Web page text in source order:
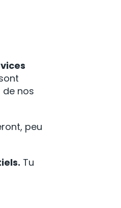
de nos
peu
Tu